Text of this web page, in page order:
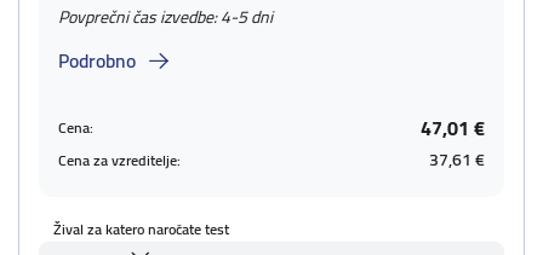
Povprečni čas izvedbe: 4-5 dni
Podrobno
Cena: 47,01 €
Cena za vzreditelje: 37,61 €
Žival za katero naročate test